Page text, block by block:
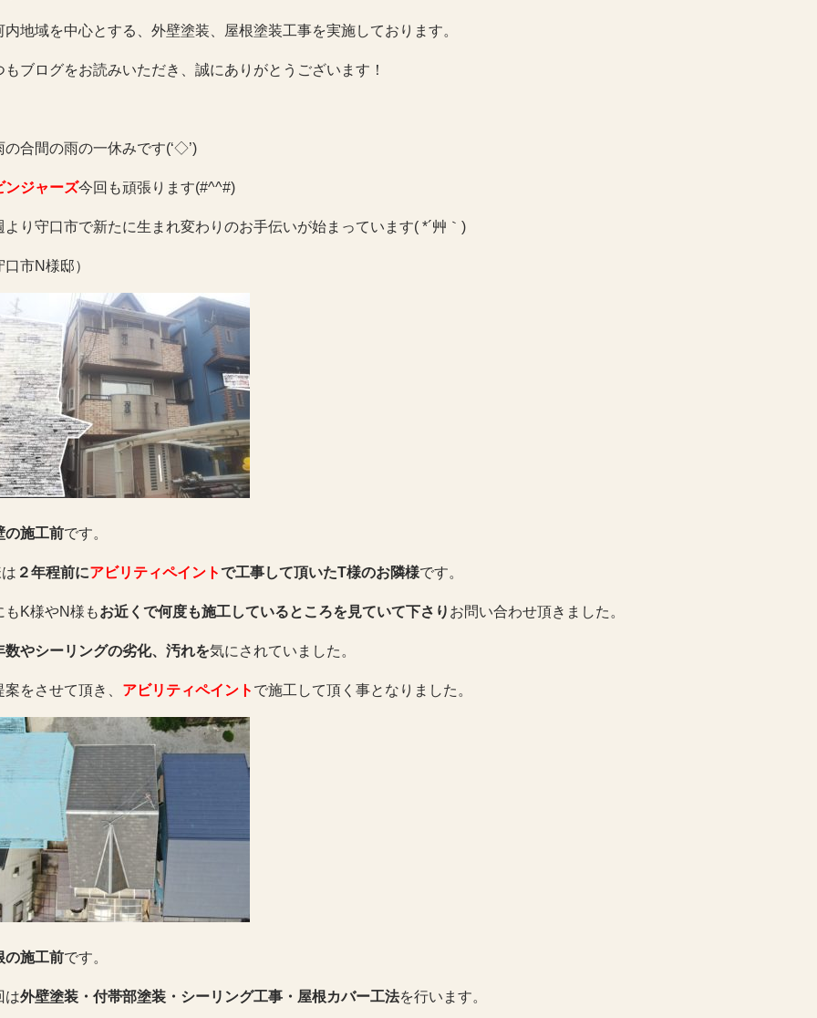
内地域を中心とする、外壁塗装、屋根塗装工事を実施しております。
もブログをお読みいただき、誠にありがとうございます！
の合間の雨の一休みです(‘◇’)ゞ
ンジャーズ今回も頑張ります(#^^#)
より守口市で新たに生まれ変わりのお手伝いが始まっています( *´艸｀)
口市N様邸）
の施工前です。
２年程前にアビリティペイントで工事して頂いたT様のお隣様です。
もK様やN様もお近くで何度も施工しているところを見ていて下さり お問い合わせ頂きました。
数やシーリングの劣化、汚れを気にされていました。
案をさせて頂き、 アビリティペイント で施工して頂く事となりました。
の施工前です。
は外壁塗装・付帯部塗装・シーリング工事・屋根カバー工法を行います。